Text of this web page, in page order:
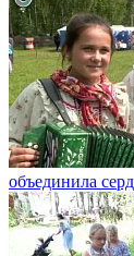
объединила